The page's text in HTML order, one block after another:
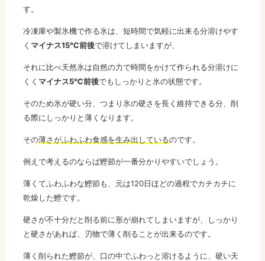
す。
冷凍庫や製氷機で作る氷は、短時間で気軽に出来る分溶けやす
く マイナス15℃前後で溶けてしまいますが、
それに比べ天然氷は自然の力で時間をかけて作られる分溶けに
くく マイナス5℃前後でもしっかりと氷の状態です。
そのため氷が硬い分、つまり氷の硬さを長く維持できる分、削
る際にしっかりと薄くなります。
その薄さがふわふわ食感を生み出しているのです。
例えで考えるのならば鰹節が一番分かりやすいでしょう。
薄くてふわふわな鰹節も、元は120日ほどの過程でカチカチに
乾燥した鰹です。
硬さが不十分だと削る前に形が崩れてしまいますが、しっかり
と硬さがあれば、刃物で薄く削ることが出来るのです。
薄く削られた鰹節が、口の中でふわっと溶けるように、硬い天